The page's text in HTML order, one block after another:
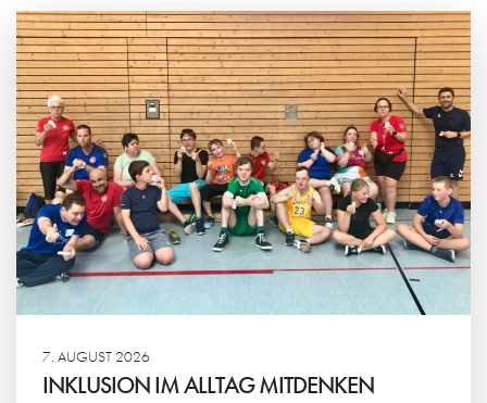
7. AUGUST 2026
INKLUSION IM ALLTAG MITDENKEN